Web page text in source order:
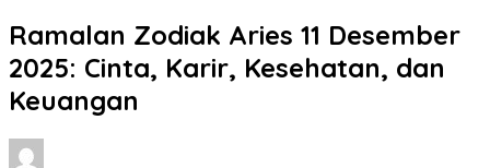
Ramalan Zodiak Aries 11 Desember
2025: Cinta, Karir, Kesehatan, dan
Keuangan